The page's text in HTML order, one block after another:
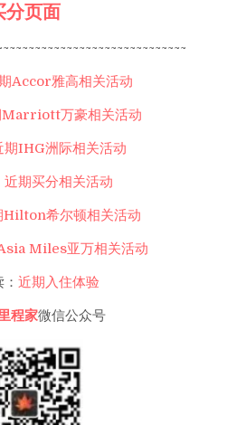
分页面
Accor雅高相关活动
Marriott万豪相关活动
期IHG洲际相关活动
近期买分相关活动
Hilton希尔顿相关活动
Miles亚万相关活动
近期入住体验
程家微信公众号